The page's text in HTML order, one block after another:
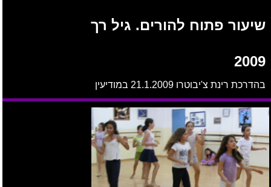
שיעור פתוח להורים. גיל רך
2009
בהדרכת רינת צ'יבוטרו 21.1.2009 במודיעין